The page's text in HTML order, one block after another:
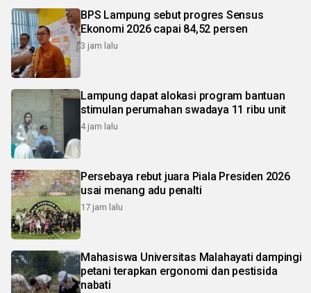
BPS Lampung sebut progres Sensus
Ekonomi 2026 capai 84,52 persen
3 jam lalu
Lampung dapat alokasi program bantuan
stimulan perumahan swadaya 11 ribu unit
4 jam lalu
Persebaya rebut juara Piala Presiden 2026
usai menang adu penalti
17 jam lalu
Mahasiswa Universitas Malahayati dampingi
petani terapkan ergonomi dan pestisida
nabati